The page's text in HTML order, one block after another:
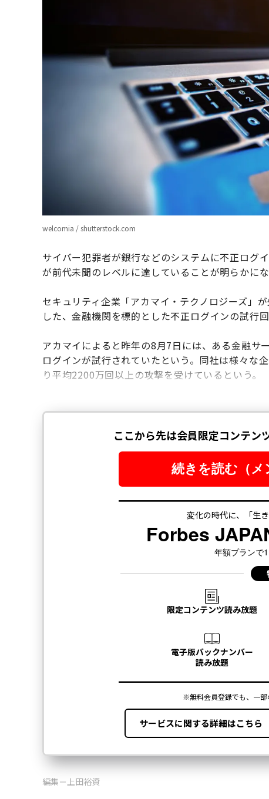
welcomia / shutterstock.com
サイバー犯罪者が銀行などのシステムに不正ログ
が前代未聞のレベルに達していることが明らかにな
セキュリティ企業「アカマイ・テクノロジーズ」
した、金融機関を標的とした不正ログインの試行
アカマイによると昨年の8月7日には、ある金融サ
ログインが試行されていたという。同社は様々な
り平均2200万回以上の攻撃を受けているという。
編集＝上田裕資